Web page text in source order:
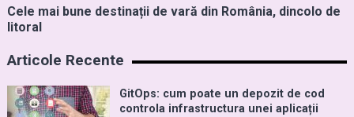
Cele mai bune destinații de vară din România, dincolo de
litoral
Articole Recente
GitOps: cum poate un depozit de cod
controla infrastructura unei aplicații